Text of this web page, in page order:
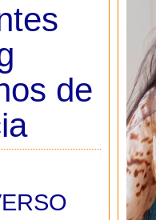
de